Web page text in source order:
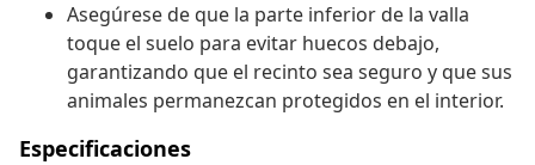
Asegúrese de que la parte inferior de la valla
toque el suelo para evitar huecos debajo,
garantizando que el recinto sea seguro y que sus
animales permanezcan protegidos en el interior.
Especificaciones